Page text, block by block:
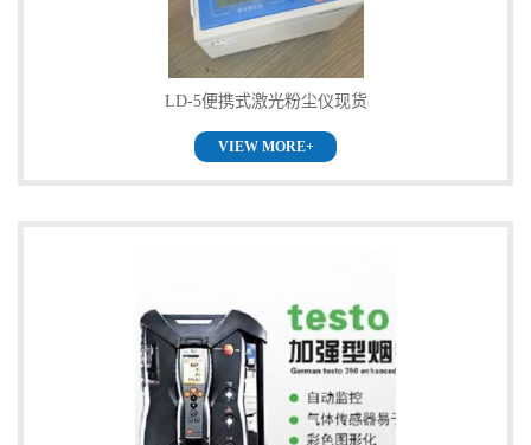
LD-5便携式激光粉尘仪现货
VIEW MORE+